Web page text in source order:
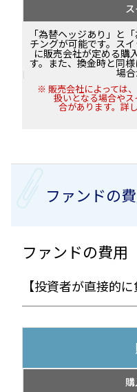
「為替ヘッジあり」と
チングが可能です。ス
に販売会社が定める購
す。また、換金時と同
場合
販売会社によっては
扱いとなる場合や
合があります。詳
ファンドの
ファンドの費用
【投資者が直接的